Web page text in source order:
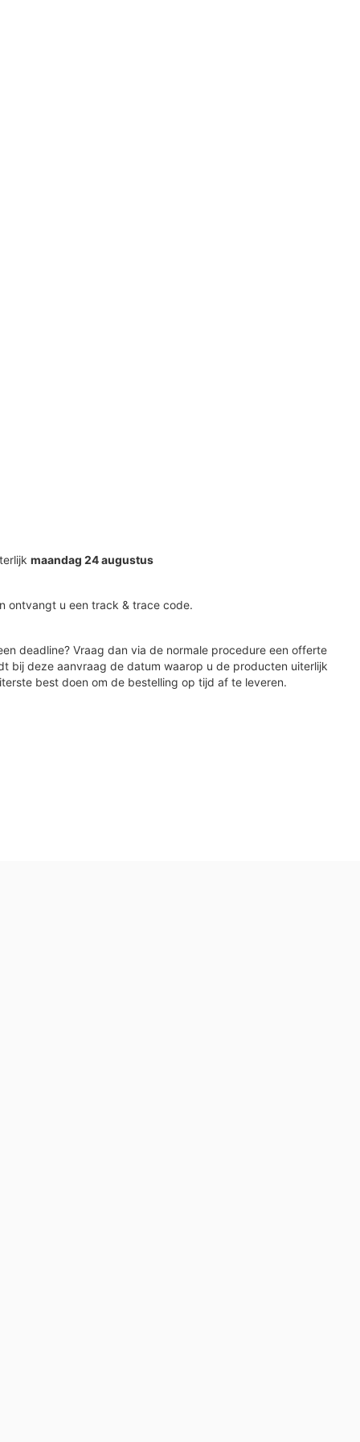
maandag 24 augustus
ontvangt u een track & trace code.
deadline? Vraag dan via de normale procedure een offerte
bij deze aanvraag de datum waarop u de producten uiterlijk
best doen om de bestelling op tijd af te leveren.